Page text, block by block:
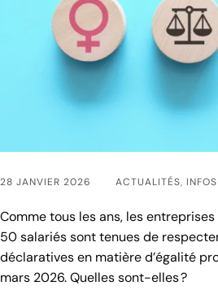
28 JANVIER 2026 ACTUALITÉS,
Comme tous les ans, les
50 salariés sont tenues de
déclaratives en matière d’égalité
mars 2026. Quelles sont-elles ?